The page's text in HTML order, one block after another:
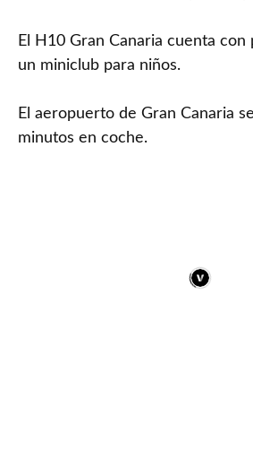
El H10 Gran Canaria cuenta con
un miniclub para niños.
El aeropuerto de Gran Canaria
minutos en coche.